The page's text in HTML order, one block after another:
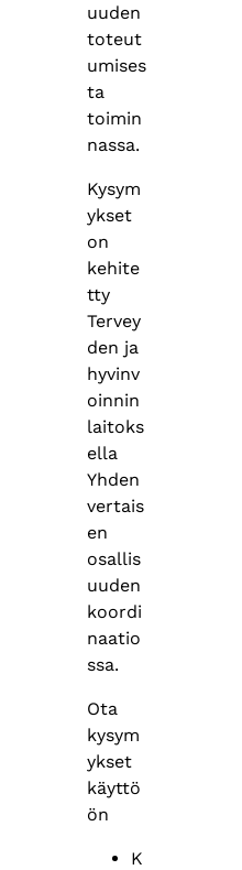
uuden
toteut
umises
ta
toimin
nassa.
Kysym
ykset
on
kehite
tty
Tervey
den ja
hyvinv
oinnin
laitoks
ella
Yhden
vertais
en
osallis
uuden
koordi
naatio
ssa.
Ota
kysym
ykset
käyttö
ön
K